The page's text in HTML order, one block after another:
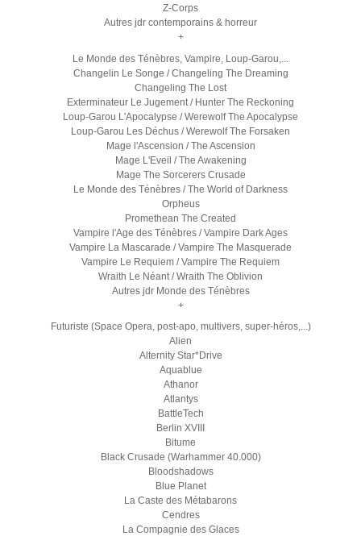
Z-Corps
Autres jdr contemporains & horreur
+
Le Monde des Ténèbres, Vampire, Loup-Garou,...
Changelin Le Songe / Changeling The Dreaming
Changeling The Lost
Exterminateur Le Jugement / Hunter The Reckoning
Loup-Garou L'Apocalypse / Werewolf The Apocalypse
Loup-Garou Les Déchus / Werewolf The Forsaken
Mage l'Ascension / The Ascension
Mage L'Eveil / The Awakening
Mage The Sorcerers Crusade
Le Monde des Ténèbres / The World of Darkness
Orpheus
Promethean The Created
Vampire l'Age des Ténèbres / Vampire Dark Ages
Vampire La Mascarade / Vampire The Masquerade
Vampire Le Requiem / Vampire The Requiem
Wraith Le Néant / Wraith The Oblivion
Autres jdr Monde des Ténèbres
+
Futuriste (Space Opera, post-apo, multivers, super-héros,...)
Alien
Alternity Star*Drive
Aquablue
Athanor
Atlantys
BattleTech
Berlin XVIII
Bitume
Black Crusade (Warhammer 40.000)
Bloodshadows
Blue Planet
La Caste des Métabarons
Cendres
La Compagnie des Glaces